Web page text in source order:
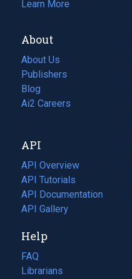
Learn More
About
About Us
Publishers
Blog
(opens
in
tab)
Ai2 Careers
(opens
new
tab)
API
API Overview
API Tutorials
API Documentation
(opens
in
new
tab)
API Gallery
Help
FAQ
Librarians